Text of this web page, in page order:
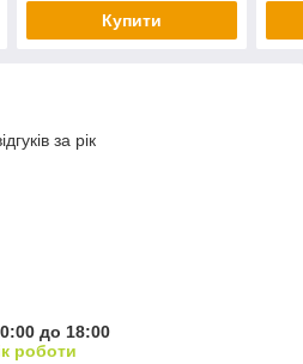
Купити
за рік
до 18:00
роботи